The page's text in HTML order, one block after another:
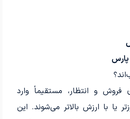
فروش و انتظار، مستقیماً وارد
یا با ارزش بالاتر می‌شوند. این